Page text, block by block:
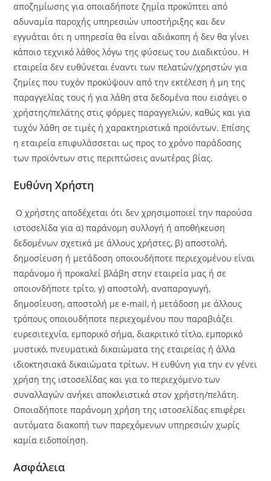
αποζημίωσης για οποιαδήποτε ζημία προκύπτει από
αδυναμία παροχής υπηρεσιών υποστήριξης και δεν
εγγυάται ότι η υπηρεσία θα είναι αδιάκοπη ή δεν θα γίνει
κάποιο τεχνικό λάθος λόγω της φύσεως του Διαδικτύου. Η
εταιρεία δεν ευθύνεται έναντι των πελατών/χρηστών για
ζημίες που τυχόν προκύψουν από την εκτέλεση ή μη της
παραγγελίας τους ή για λάθη στα δεδομένα που εισάγει ο
χρήστης/πελάτης στις φόρμες παραγγελιών, καθώς και για
τυχόν λάθη σε τιμές ή χαρακτηριστικά προϊόντων. Επίσης
η εταιρεία επιφυλάσσεται ως προς το χρόνο παράδοσης
των προϊόντων στις περιπτώσεις ανωτέρας βίας.
Ευθύνη Χρήστη
Ο χρήστης αποδέχεται ότι δεν χρησιμοποιεί την παρούσα
ιστοσελίδα για α) παράνομη συλλογή ή αποθήκευση
δεδομένων σχετικά με άλλους χρήστες, β) αποστολή,
δημοσίευση ή μετάδοση οποιουδήποτε περιεχομένου είναι
παράνομο ή προκαλεί βλάβη στην εταιρεία μας ή σε
οποιονδήποτε τρίτο, γ) αποστολή, αναπαραγωγή,
δημοσίευση, αποστολή με e-mail, ή μετάδοση με άλλους
τρόπους οποιουδήποτε περιεχομένου που παραβιάζει
ευρεσιτεχνία, εμπορικό σήμα, διακριτικό τίτλο, εμπορικό
μυστικό, πνευματικά δικαιώματα της εταιρείας ή άλλα
ιδιοκτησιακά δικαιώματα τρίτων. Η ευθύνη για την εν γένει
χρήση της ιστοσελίδας και για το περιεχόμενο των
συναλλαγών ανήκει αποκλειστικά στον χρήστη/πελάτη.
Οποιαδήποτε παράνομη χρήση της ιστοσελίδας επιφέρει
αυτόματα διακοπή των παρεχόμενων υπηρεσιών χωρίς
καμία ειδοποίηση.
Ασφάλεια